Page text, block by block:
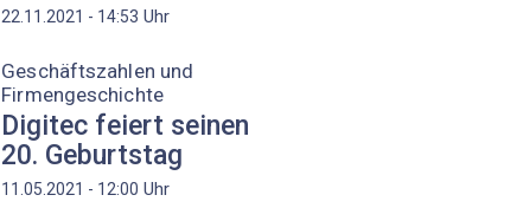
22.11.2021 - 14:53 Uhr
Geschäftszahlen und
Firmengeschichte
Digitec feiert seinen
20. Geburtstag
11.05.2021 - 12:00 Uhr